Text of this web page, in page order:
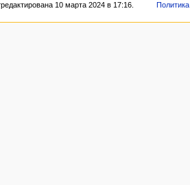
10 марта 2024 в 17:16.